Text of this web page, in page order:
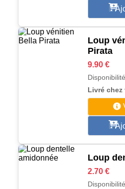
Loup
Pirata
9.90 €
Livré chez
Loup
2.70 €